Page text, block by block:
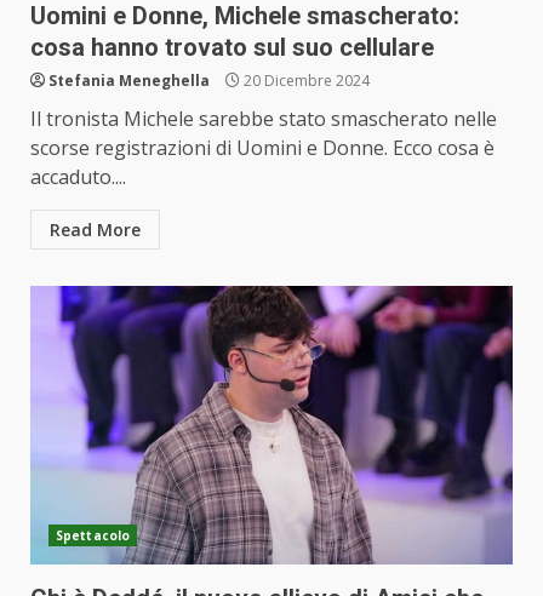
Uomini e Donne, Michele smascherato:
cosa hanno trovato sul suo cellulare
Stefania Meneghella 20 Dicembre 2024
Il tronista Michele sarebbe stato smascherato nelle
scorse registrazioni di Uomini e Donne. Ecco cosa è
accaduto....
Read More
Spettacolo